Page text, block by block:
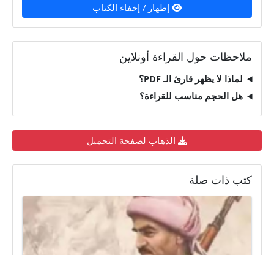
إظهار / إخفاء الكتاب
ملاحظات حول القراءة أونلاين
لماذا لا يظهر قارئ الـ PDF؟
هل الحجم مناسب للقراءة؟
الذهاب لصفحة التحميل
كتب ذات صلة